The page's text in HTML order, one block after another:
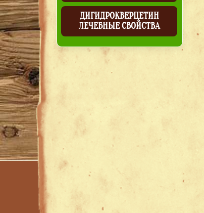
ДИГИДРОКВЕРЦЕТИН
ЛЕЧЕБНЫЕ СВОЙСТВА